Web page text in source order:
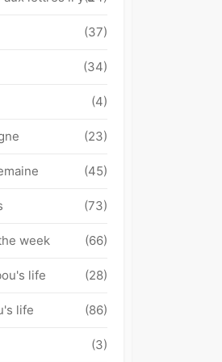
(37)
(34)
(4)
(23)
(45)
(73)
week (66)
life (28)
life (86)
(3)